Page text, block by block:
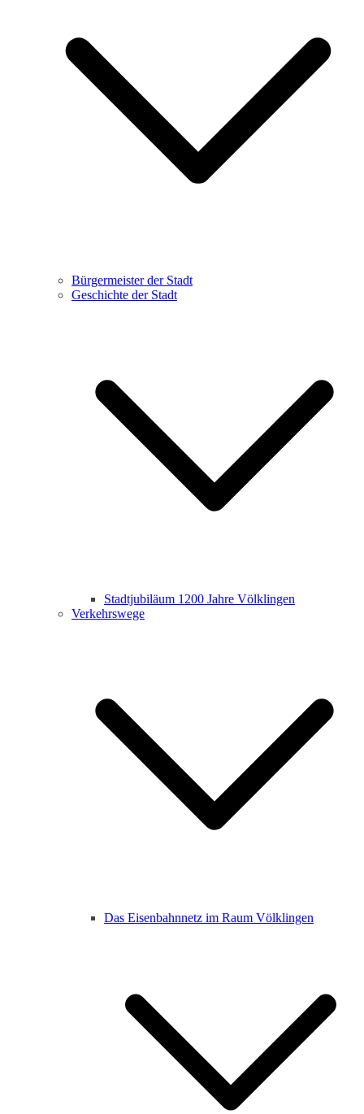
Bürgermeister der Stadt
Geschichte der Stadt
Stadtjubiläum 1200 Jahre Völklingen
Verkehrswege
Das Eisenbahnnetz im Raum Völklingen